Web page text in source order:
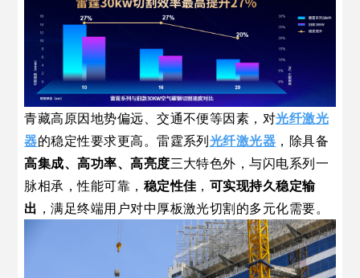
青藏高原因地势偏远、交通不便等因素，对光纤激光
器的稳定性要求更高。雷霆系列光纤激光器 ，除具备
高集成、高功率、高亮度三大特色外，与闪电系列一
脉相承，性能可靠， 稳定性佳 ， 可实现持久稳定输
出 ，满足终端用户对中厚板激光切割的多元化需要。